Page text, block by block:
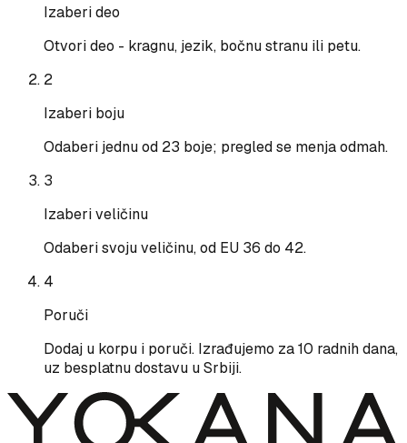
Izaberi deo
Otvori deo - kragnu, jezik, bočnu stranu ili petu.
2
Izaberi boju
Odaberi jednu od 23 boje; pregled se menja odmah.
3
Izaberi veličinu
Odaberi svoju veličinu, od EU 36 do 42.
4
Poruči
Dodaj u korpu i poruči. Izrađujemo za 10 radnih dana,
uz besplatnu dostavu u Srbiji.